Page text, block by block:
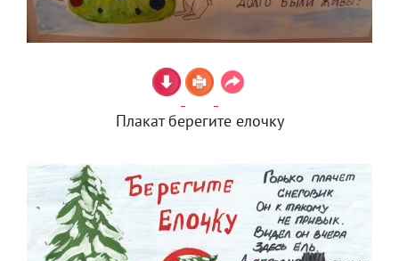
Плакат берегите елочку